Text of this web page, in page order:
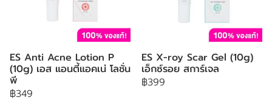
ES Anti Acne Lotion P
(10g) เอส แอนตี้แอคเน่ โลชั่น
พี
฿349
ES X-roy Scar Gel (10g)
เอ็กซ์รอย สการ์เจล
฿399